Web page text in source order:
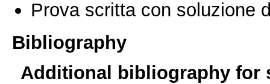
Prova scritta con soluzione
Bibliography
Additional bibliography for